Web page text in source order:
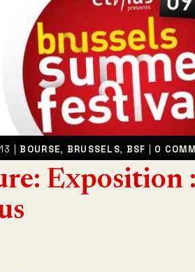
| BOURSE, BRUSSELS, BSF 0
Exposition